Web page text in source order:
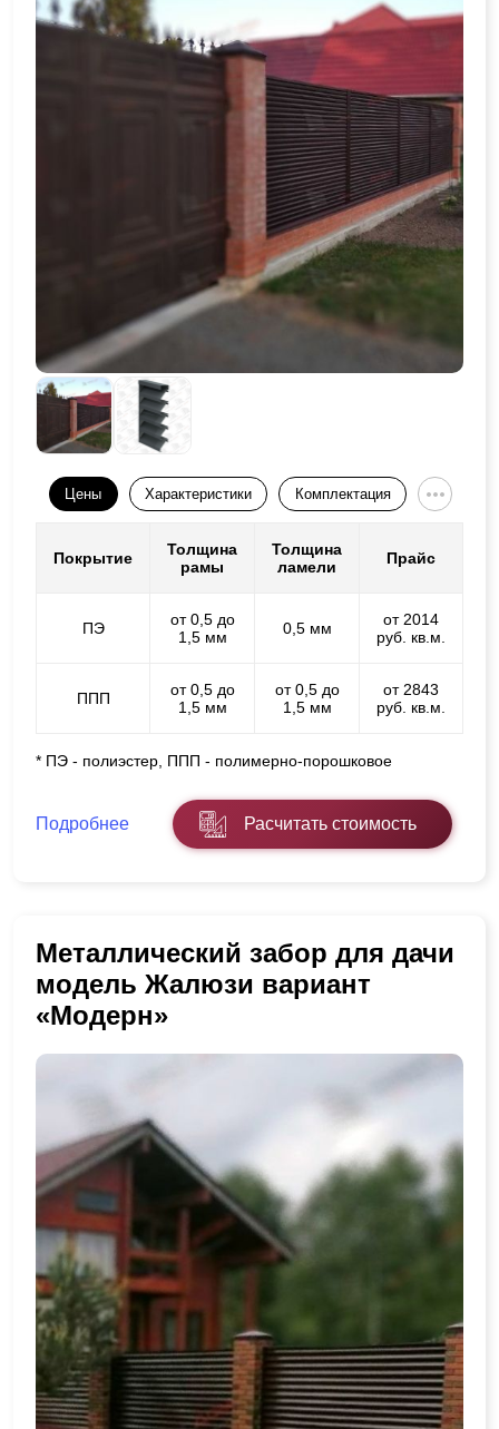
Цены Характеристики Комплектация
Покрытие
Толщина
рамы
Толщина
ламели
Прайс
ПЭ
от 0,5 до
1,5 мм
0,5 мм
от 2014
руб. кв.м.
ППП
от 0,5 до
1,5 мм
от 0,5 до
1,5 мм
от 2843
руб. кв.м.
* ПЭ - полиэстер, ППП - полимерно-порошковое
Подробнее Расчитать стоимость
Металлический забор для дачи
модель Жалюзи вариант
«Модерн»